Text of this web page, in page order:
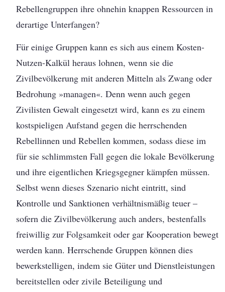
Rebellengruppen ihre ohnehin knappen Ressourcen in
derartige Unterfangen?
Für einige Gruppen kann es sich aus einem Kosten-
Nutzen-Kalkül heraus lohnen, wenn sie die
Zivilbevölkerung mit anderen Mitteln als Zwang oder
Bedrohung »managen«. Denn wenn auch gegen
Zivilisten Gewalt eingesetzt wird, kann es zu einem
kostspieligen Aufstand gegen die herrschenden
Rebellinnen und Rebellen kommen, sodass diese im
für sie schlimmsten Fall gegen die lokale Bevölkerung
und ihre eigentlichen Kriegsgegner kämpfen müssen.
Selbst wenn dieses Szenario nicht eintritt, sind
Kontrolle und Sanktionen verhältnismäßig teuer –
sofern die Zivilbevölkerung auch anders, bestenfalls
freiwillig zur Folgsamkeit oder gar Kooperation bewegt
werden kann. Herrschende Gruppen können dies
bewerkstelligen, indem sie Güter und Dienstleistungen
bereitstellen oder zivile Beteiligung und